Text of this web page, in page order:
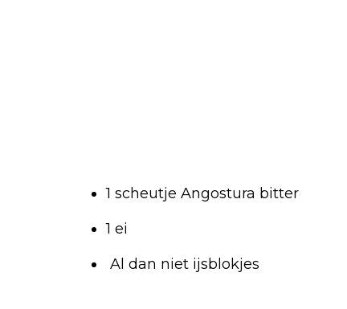
1 scheutje Angostura bitter
1 ei
Al dan niet ijsblokjes